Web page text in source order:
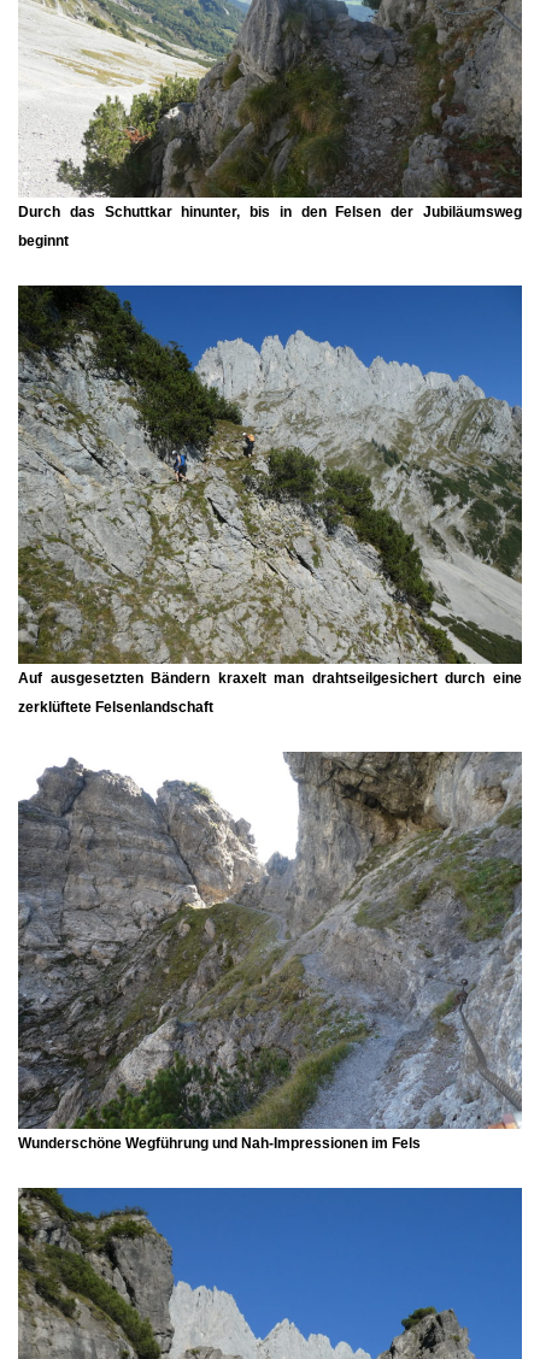
Durch das Schuttkar hinunter, bis in den Felsen der Jubiläumsweg
beginnt
Auf ausgesetzten Bändern kraxelt man drahtseilgesichert durch eine
zerklüftete Felsenlandschaft
Wunderschöne Wegführung und Nah-Impressionen im Fels